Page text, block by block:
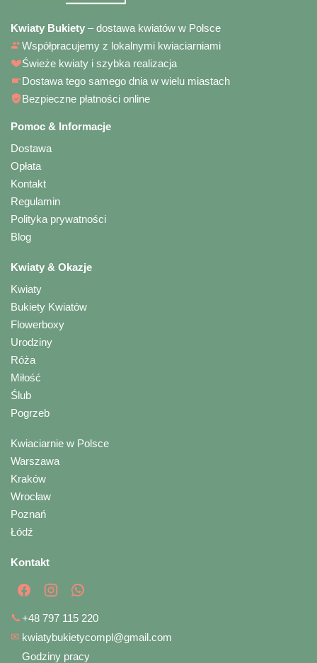
Kwiaty Bukiety – dostawa kwiatów w Polsce
Współpracujemy z lokalnymi kwiaciarniami
Świeże kwiaty i szybka realizacja
Dostawa tego samego dnia w wielu miastach
Bezpieczne płatności online
Pomoc & Informacje
Dostawa
Opłata
Kontakt
Regulamin
Polityka prywatności
Blog
Kwiaty & Okazje
Kwiaty
Bukiety Kwiatów
Flowerboxy
Urodziny
Róża
Miłość
Ślub
Pogrzeb
Kwiaciarnie w Polsce
Warszawa
Kraków
Wrocław
Poznań
Łódź
Kontakt
📞+48 797 115 220
✉ kwiatybukietycompl@gmail.com
Godziny pracy